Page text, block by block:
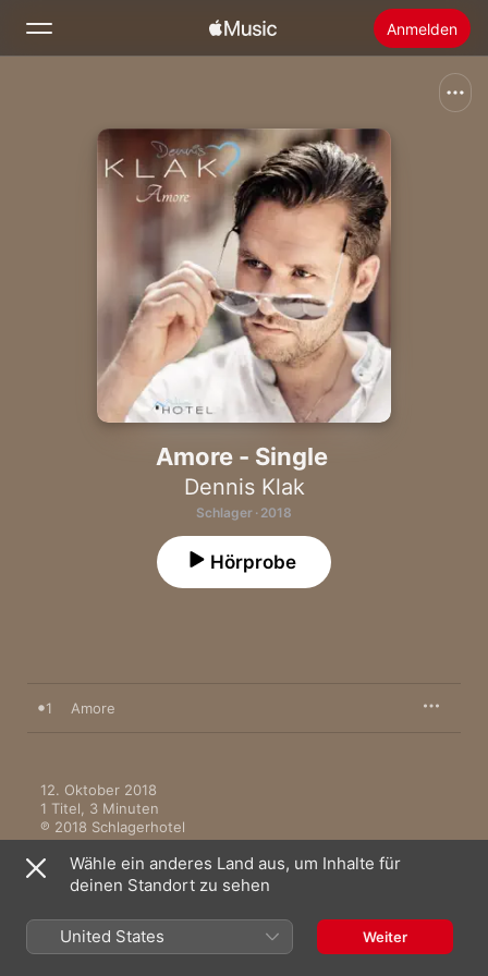
Anmelden
Apple Music installieren
Amore - Single
Dennis Klak
Schlager · 2018
Hörprobe
1 Amore
12. Oktober 2018
1 Titel, 3 Minuten
℗ 2018 Schlagerhotel
Andere Versionen
Wähle ein anderes Land aus, um Inhalte für
deinen Standort zu sehen
United States Weiter